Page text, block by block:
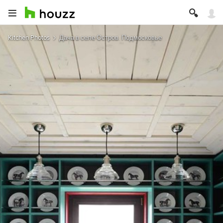
Kitchen Photos Дача в селе Остров. Подмосковье